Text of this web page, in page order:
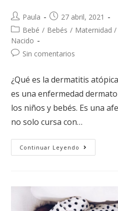
Paula
27 abril, 2021
Bebé / Bebés / Maternidad
Nacido
Sin comentarios
¿Qué es la dermatitis
es una enfermedad
los niños y bebés. Es una
no solo cursa con…
Continuar Leyendo